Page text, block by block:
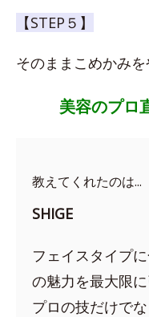
【STEP５】
そのままこめかみを
美容のプロ
教えてくれたのは...
SHIGE
フェイスタイプ
の魅力を最大限
プロの技だけで